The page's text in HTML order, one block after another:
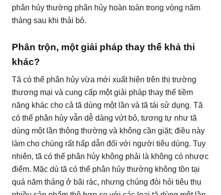
phân hủy thường phân hủy hoàn toàn trong vòng năm
tháng sau khi thải bỏ.
Phân trộn, một giải pháp thay thế khả thi
khác?
Tã có thể phân hủy vừa mới xuất hiện trên thị trường
thương mại và cung cấp một giải pháp thay thế tiềm
năng khác cho cả tã dùng một lần và tã tái sử dụng. Tã
có thể phân hủy vẫn dễ dàng vứt bỏ, tương tự như tã
dùng một lần thông thường và không cần giặt; điều này
làm cho chúng rất hấp dẫn đối với người tiêu dùng. Tuy
nhiên, tã có thể phân hủy không phải là không có nhược
điểm. Mặc dù tã có thể phân hủy thường không tồn tại
quá năm tháng ở bãi rác, nhưng chúng đòi hỏi tiêu thụ